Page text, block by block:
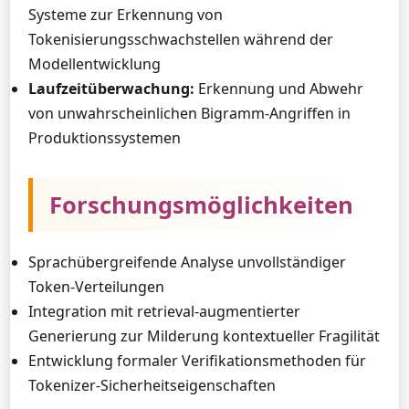
Systeme zur Erkennung von
Tokenisierungsschwachstellen während der
Modellentwicklung
Laufzeitüberwachung: Erkennung und Abwehr
von unwahrscheinlichen Bigramm-Angriffen in
Produktionssystemen
Forschungsmöglichkeiten
Sprachübergreifende Analyse unvollständiger
Token-Verteilungen
Integration mit retrieval-augmentierter
Generierung zur Milderung kontextueller Fragilität
Entwicklung formaler Verifikationsmethoden für
Tokenizer-Sicherheitseigenschaften